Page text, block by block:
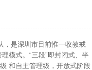
是深圳市目前惟一收教戒
模式。“三段”即封闭式、半
和自主管理级，开放式阶段